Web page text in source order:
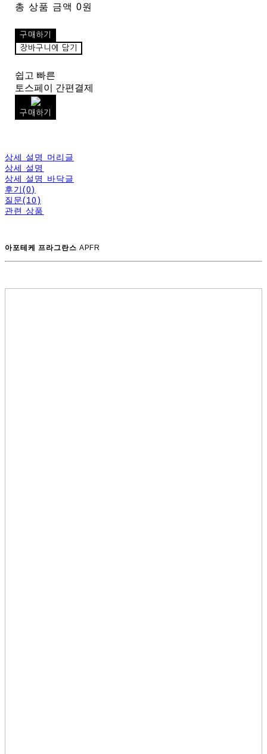
총 상품 금액 0원
구매하기
장바구니에 담기
쉽고 빠른
토스페이 간편결제
구매하기
상세 설명 머리글
상세 설명
상세 설명 바닥글
후기(0)
질문(10)
관련 상품
아포테케 프라그란스 APFR